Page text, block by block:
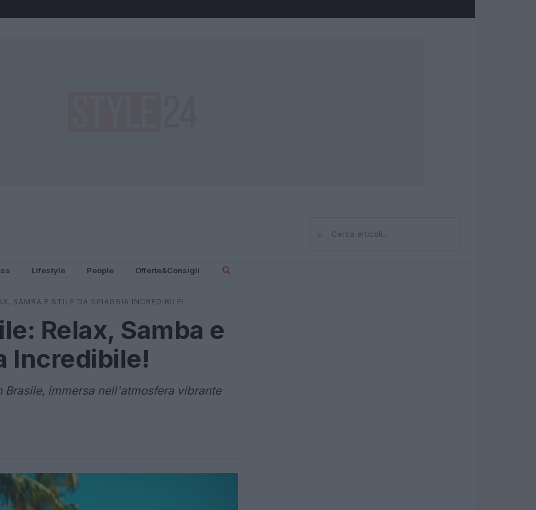
⌕Cerca
Lifestyle People Offerte&Consigli
SAMBA E STILE DA SPIAGGIA INCREDIBILE!
Relax, Samba e
Incredibile!
immersa nell'atmosfera vibrante